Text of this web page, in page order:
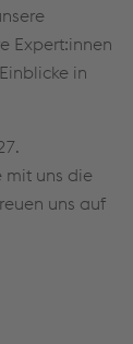
Expert:innen
in
mit uns die
uns auf